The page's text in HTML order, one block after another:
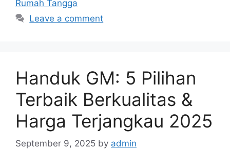
Rumah Tangga
Leave a comment
Handuk GM: 5 Pilihan
Terbaik Berkualitas &
Harga Terjangkau 2025
September 9, 2025 by admin